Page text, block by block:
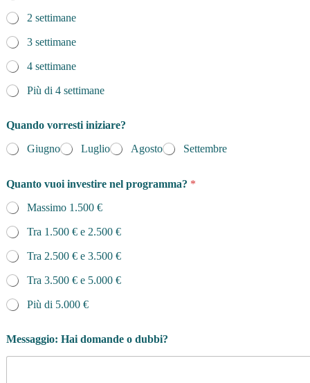
2 settimane
3 settimane
4 settimane
Più di 4 settimane
Quando vorresti iniziare?
Giugno
Luglio Agosto Settembre
Quanto vuoi investire nel programma? *
Massimo 1.500 €
Tra 1.500 € e 2.500 €
Tra 2.500 € e 3.500 €
Tra 3.500 € e 5.000 €
Più di 5.000 €
Messaggio: Hai domande o dubbi?